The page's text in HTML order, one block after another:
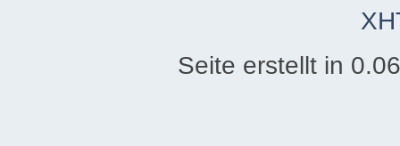
Seite erstellt in